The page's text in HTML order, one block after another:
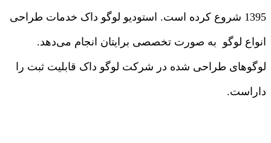
1395 شروع کرده است. استودیو لوگو داک خدمات طراحی
انواع لوگو به صورت تخصصی برایتان انجام می‌دهد.
لوگوهای طراحی شده در شرکت لوگو داک قابلیت ثبت را
داراست.